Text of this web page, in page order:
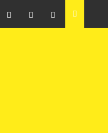
para tentativa de fraude